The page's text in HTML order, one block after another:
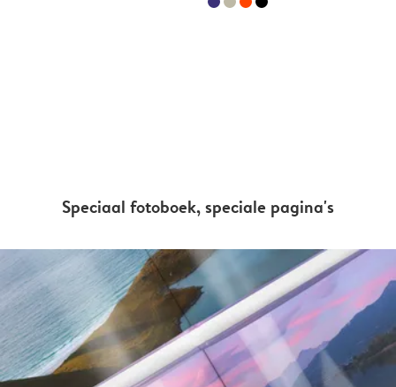
Speciaal fotoboek, speciale pagina's